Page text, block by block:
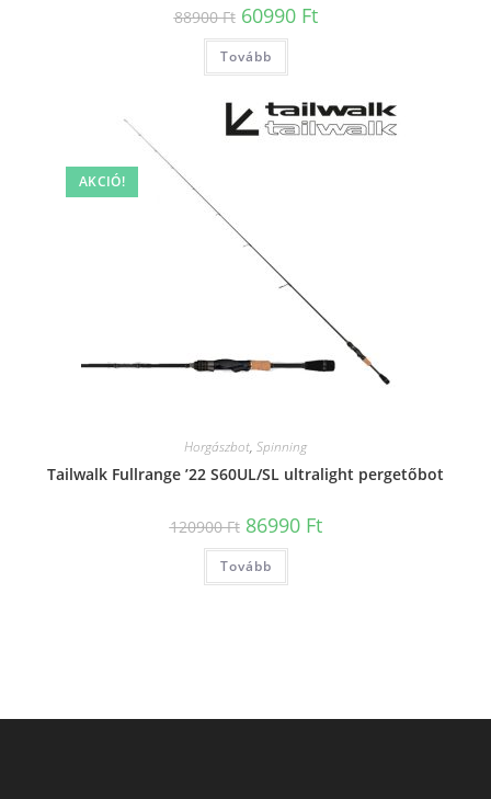
88900Ft Original
price
was:
88900 Ft.
60990 FtCurrent
price
Tovább
AKCIÓ!
Horgászbot, Spinning
Tailwalk Fullrange ’22 S60UL/SL ultralight pergetőbot
120900Ft Original
price
was:
120900 Ft.
86990 FtCurrent
price
Tovább